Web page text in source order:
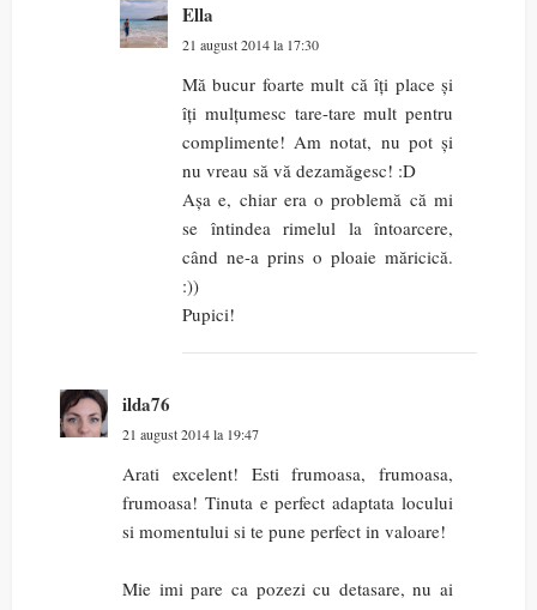
Ella
21 august 2014 la 17:30
Mă bucur foarte mult că îți place și
îți mulțumesc tare-tare mult pentru
complimente! Am notat, nu pot și
nu vreau să vă dezamăgesc! :D
Așa e, chiar era o problemă că mi
se întindea rimelul la întoarcere,
când ne-a prins o ploaie măricică.
:))
Pupici!
ilda76
21 august 2014 la 19:47
Arati excelent! Esti frumoasa, frumoasa,
frumoasa! Tinuta e perfect adaptata locului
si momentului si te pune perfect in valoare!
Mie imi pare ca pozezi cu detasare, nu ai